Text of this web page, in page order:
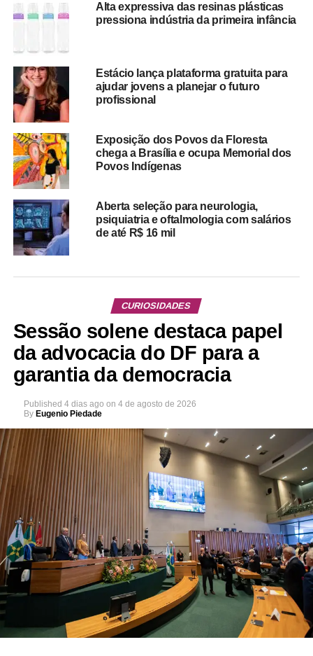
Alta expressiva das resinas plásticas
pressiona indústria da primeira infância
Estácio lança plataforma gratuita para
ajudar jovens a planejar o futuro
profissional
Exposição dos Povos da Floresta
chega a Brasília e ocupa Memorial dos
Povos Indígenas
Aberta seleção para neurologia,
psiquiatria e oftalmologia com salários
de até R$ 16 mil
CURIOSIDADES
Sessão solene destaca papel
da advocacia do DF para a
garantia da democracia
Published 4 dias ago on 4 de agosto de 2026
By Eugenio Piedade